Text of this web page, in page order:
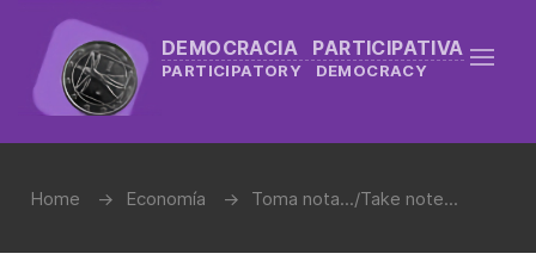
DEMOCRACIA PARTICIPATIVA
PARTICIPATORY DEMOCRACY
Home Economía Toma nota.../Take note...